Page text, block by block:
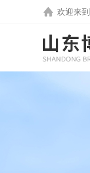
欢迎来到